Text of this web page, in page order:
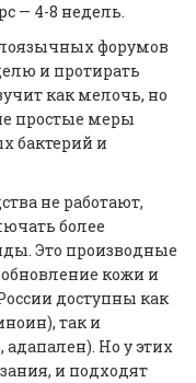
— 4-8 недель.
форумов
и протирать
как мелочь, но
простые меры
бактерий и
не работают,
более
Это производные
кожи и
доступны как
так и
Но у этих
и подходят